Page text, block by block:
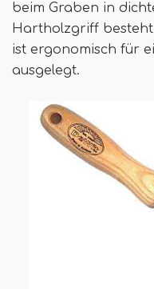
beim Graben in
Hartholzgriff
ist ergonomisch für
ausgelegt.